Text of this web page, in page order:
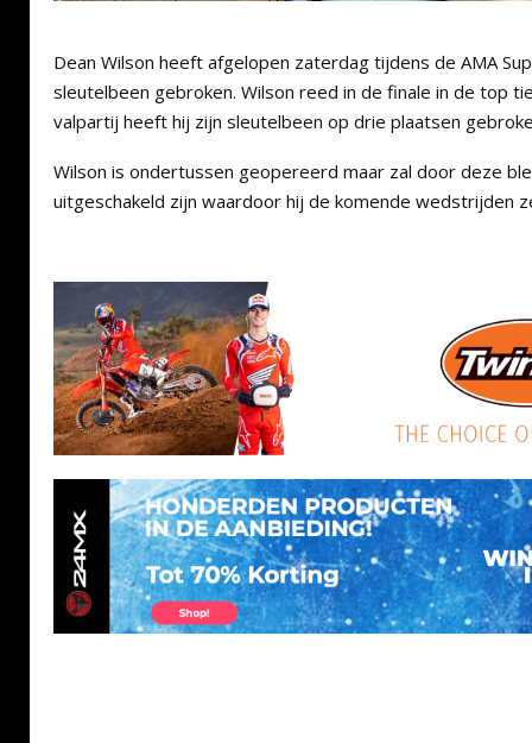
Dean Wilson heeft afgelopen zaterdag tijdens de AMA
sleutelbeen gebroken. Wilson reed in de finale in de top
valpartij heeft hij zijn sleutelbeen op drie plaatsen
Wilson is ondertussen geopereerd maar zal door deze
uitgeschakeld zijn waardoor hij de komende wedstrijden